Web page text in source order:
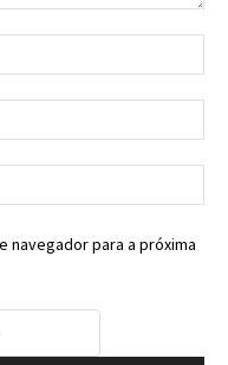
navegador para a próxima